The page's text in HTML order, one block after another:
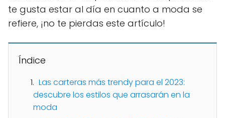
te gusta estar al día en cuanto a moda se
refiere, ¡no te pierdas este artículo!
Índice
Las carteras más trendy para el 2023:
descubre los estilos que arrasarán en la
moda